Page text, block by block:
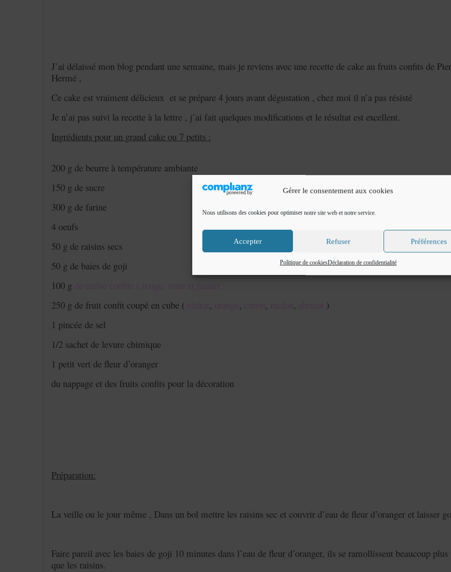
Gérer le consentement aux cookies
Nous utilisons des cookies pour optimiser notre site web et notre service.
Accepter Refuser Préférences
Politique de cookiesDéclaration de confidentialité
J’ai délaissé mon blog pendant une semaine, mais je reviens avec une recette de cake au fruits confits de
Hermé ,
Ce cake est vraiment délicieux et se prépare 4 jours avant dégustation , chez moi il n’a pas résisté
Je n’ai pas suivi la recette à la lettre , j’ai fait quelques modifications et le résultat est excellent.
Ingrédients pour un grand cake ou 7 petits :
200 g de beurre à température ambiante
150 g de sucre
300 g de farine
4 oeufs
50 g de raisins secs
50 g de baies de goji
100 g
250 g de fruit confit coupé en cube (
, , , ,
)
1 pincée de sel
1/2 sachet de levure chimique
1 petit vert de fleur d’oranger
du nappage et des fruits confits pour la décoration
Préparation:
La veille ou le jour même , Dans un bol mettre les raisins sec et couvrir d’eau de fleur d’oranger et laisser
Faire pareil avec les baies de goji 10 minutes dans l’eau de fleur d’oranger, ils se ramollissent beaucoup
que les raisins.